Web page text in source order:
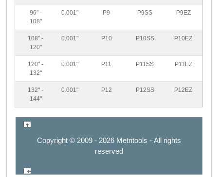
96" -
108"
0.001" P9 P9SS P9EZ
108" -
120"
0.001" P10 P10SS P10EZ
120" -
132"
0.001" P11 P11SS P11EZ
132" -
144"
0.001" P12 P12SS P12EZ
Copyright© 2009 - 2026 Metritools - All rights
reserved